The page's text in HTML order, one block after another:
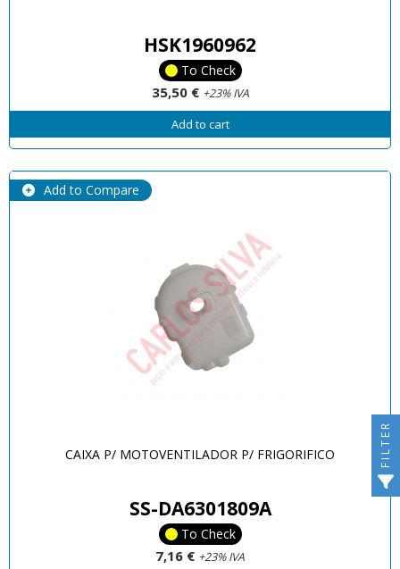
HSK1960962
To Check
35,50 € +23% IVA
Add to cart
Add to Compare
CAIXA P/ MOTOVENTILADOR P/ FRIGORIFICO
SS-DA6301809A
To Check
7,16 € +23% IVA
FILTER